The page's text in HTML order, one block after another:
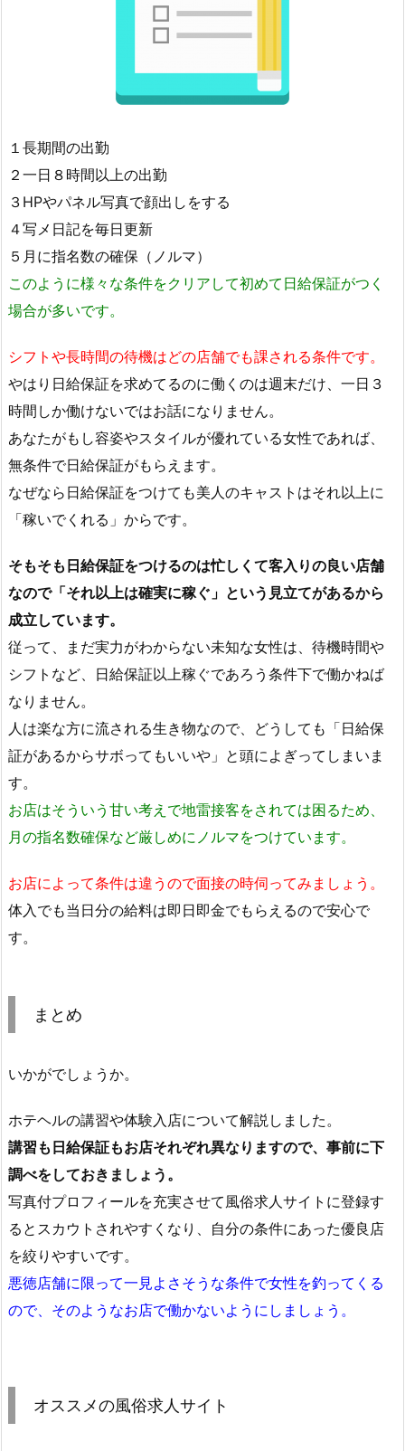
１長期間の出勤
２一日８時間以上の出勤
３HPやパネル写真で顔出しをする
４写メ日記を毎日更新
５月に指名数の確保（ノルマ）
このように様々な条件をクリアして初めて日給保証がつく
場合が多いです。
シフトや長時間の待機はどの店舗でも課される条件です。
やはり日給保証を求めてるのに働くのは週末だけ、一日３
時間しか働けないではお話になりません。
あなたがもし容姿やスタイルが優れている女性であれば、
無条件で日給保証がもらえます。
なぜなら日給保証をつけても美人のキャストはそれ以上に
「稼いでくれる」からです。
そもそも日給保証をつけるのは忙しくて客入りの良い店舗
なので「それ以上は確実に稼ぐ」という見立てがあるから
成立しています。
従って、まだ実力がわからない未知な女性は、待機時間や
シフトなど、日給保証以上稼ぐであろう条件下で働かねば
なりません。
人は楽な方に流される生き物なので、どうしても「日給保
証があるからサボってもいいや」と頭によぎってしまいま
す。
お店はそういう甘い考えで地雷接客をされては困るため、
月の指名数確保など厳しめにノルマをつけています。
お店によって条件は違うので面接の時伺ってみましょう。
体入でも当日分の給料は即日即金でもらえるので安心で
す。
まとめ
いかがでしょうか。
ホテヘルの講習や体験入店について解説しました。
講習も日給保証もお店それぞれ異なりますので、事前に下
調べをしておきましょう。
写真付プロフィールを充実させて風俗求人サイトに登録す
るとスカウトされやすくなり、自分の条件にあった優良店
を絞りやすいです。
悪徳店舗に限って一見よさそうな条件で女性を釣ってくる
ので、そのようなお店で働かないようにしましょう。
オススメの風俗求人サイト